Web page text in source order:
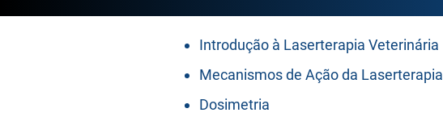
Introdução à Laserterapia Veterinária
Mecanismos de Ação da Laserterapia
Dosimetria